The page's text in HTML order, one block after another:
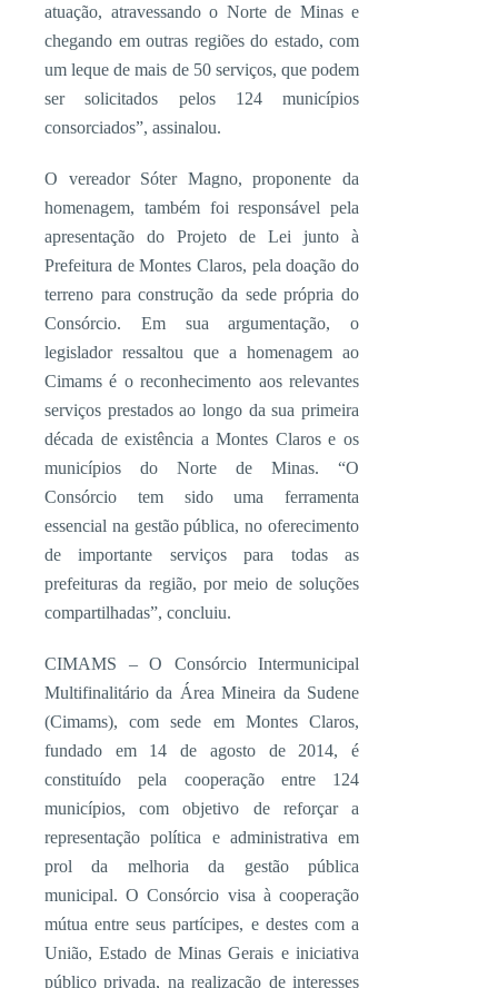
atuação, atravessando o Norte de Minas e
chegando em outras regiões do estado, com
um leque de mais de 50 serviços, que podem
ser solicitados pelos 124 municípios
consorciados”, assinalou.
O vereador Sóter Magno, proponente da
homenagem, também foi responsável pela
apresentação do Projeto de Lei junto à
Prefeitura de Montes Claros, pela doação do
terreno para construção da sede própria do
Consórcio. Em sua argumentação, o
legislador ressaltou que a homenagem ao
Cimams é o reconhecimento aos relevantes
serviços prestados ao longo da sua primeira
década de existência a Montes Claros e os
municípios do Norte de Minas. “O
Consórcio tem sido uma ferramenta
essencial na gestão pública, no oferecimento
de importante serviços para todas as
prefeituras da região, por meio de soluções
compartilhadas”, concluiu.
CIMAMS – O Consórcio Intermunicipal
Multifinalitário da Área Mineira da Sudene
(Cimams), com sede em Montes Claros,
fundado em 14 de agosto de 2014, é
constituído pela cooperação entre 124
municípios, com objetivo de reforçar a
representação política e administrativa em
prol da melhoria da gestão pública
municipal. O Consórcio visa à cooperação
mútua entre seus partícipes, e destes com a
União, Estado de Minas Gerais e iniciativa
público privada, na realização de interesses